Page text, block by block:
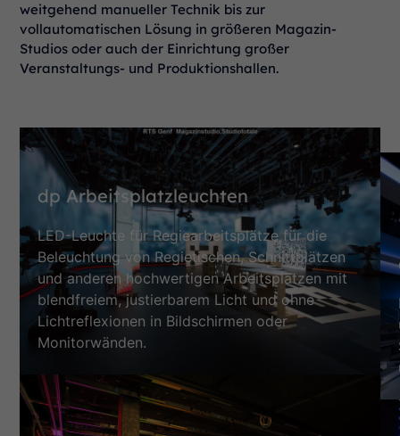
weitgehend manueller Technik bis zur
vollautomatischen Lösung in größeren Magazin-
Studios oder auch der Einrichtung großer
Veranstaltungs- und Produktionshallen.
dp Arbeitsplatzleuchten
LED-Leuchte für Regiearbeitsplätze für die
Beleuchtung von Regietischen, Schnittplätzen
und anderen hochwertigen Arbeitsplätzen mit
blendfreiem, justierbarem Licht und ohne
Lichtreflexionen in Bildschirmen oder
Monitorwänden.